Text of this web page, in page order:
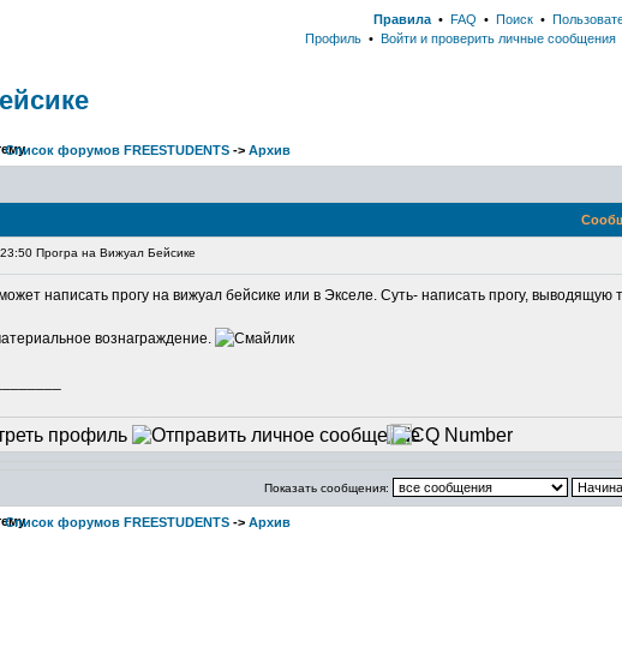
Правила • FAQ • Поиск •
Профиль • Войти и проверить личные сообщения
Список форумов FREESTUDENTS -> Архив
Програ на Вижуал Бейсике
написать прогу на вижуал бейсике или в Экселе. Суть- написать прогу,
вознаграждение.
Показать сообщения:
Список форумов FREESTUDENTS -> Архив